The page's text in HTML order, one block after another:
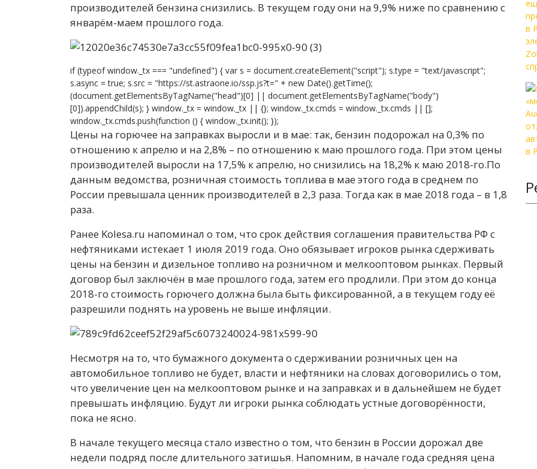
производителей бензина снизились. В текущем году они на 9,9% ниже по сравнению с
январём-маем прошлого года.
if (typeof window._tx === "undefined") { var s = document.createElement("script"); s.type = "text/javascript";
s.async = true; s.src = "https://st.astraone.io/ssp.js?t=" + new Date().getTime();
(document.getElementsByTagName("head")[0] || document.getElementsByTagName("body")
[0]).appendChild(s); } window._tx = window._tx || {}; window._tx.cmds = window._tx.cmds || [];
window._tx.cmds.push(function () { window._tx.init(); });
Цены на горючее на заправках выросли и в мае: так, бензин подорожал на 0,3% по
отношению к апрелю и на 2,8% – по отношению к маю прошлого года. При этом цены
производителей выросли на 17,5% к апрелю, но снизились на 18,2% к маю 2018-го.По
данным ведомства, розничная стоимость топлива в мае этого года в среднем по
России превышала ценник производителей в 2,3 раза. Тогда как в мае 2018 года – в 1,8
раза.
Ранее Kolesa.ru напоминал о том, что срок действия соглашения правительства РФ с
нефтяниками истекает 1 июля 2019 года. Оно обязывает игроков рынка сдерживать
цены на бензин и дизельное топливо на розничном и мелкооптовом рынках. Первый
договор был заключён в мае прошлого года, затем его продлили. При этом до конца
2018-го стоимость горючего должна была быть фиксированной, а в текущем году её
разрешили поднять на уровень не выше инфляции.
Несмотря на то, что бумажного документа о сдерживании розничных цен на
автомобильное топливо не будет, власти и нефтяники на словах договорились о том,
что увеличение цен на мелкооптовом рынке и на заправках и в дальнейшем не будет
превышать инфляцию. Будут ли игроки рынка соблюдать устные договорённости,
пока не ясно.
В начале текущего месяца стало известно о том, что бензин в России дорожал две
недели подряд после длительного затишья. Напомним, в начале года средняя цена